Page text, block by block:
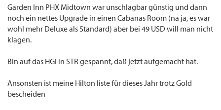
Garden Inn PHX Midtown war unschlagbar günstig und dann
noch ein nettes Upgrade in einen Cabanas Room (na ja, es war
wohl mehr Deluxe als Standard) aber bei 49 USD will man nicht
klagen.
Bin auf das HGI in STR gespannt, daß jetzt aufgemacht hat.
Ansonsten ist meine Hilton liste für dieses Jahr trotz Gold
bescheiden